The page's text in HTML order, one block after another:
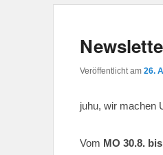
Veröffentlicht am 26.
juhu, wir machen
Vom MO 30.8.